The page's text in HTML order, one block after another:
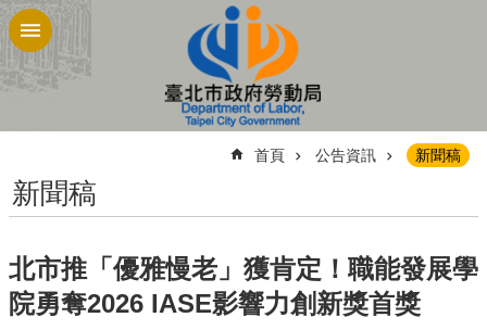
跳到主要內容區塊
首頁 公告資訊 新聞稿
新聞稿
北市推「優雅慢老」獲肯定！職能發展學
院勇奪2026 IASE影響力創新獎首獎